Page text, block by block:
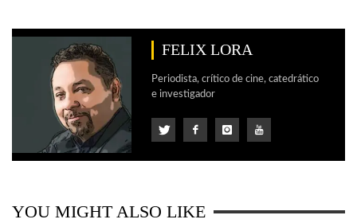
FELIX LORA
Periodista, crítico de cine, catedrático
e investigador
YOU MIGHT ALSO LIKE